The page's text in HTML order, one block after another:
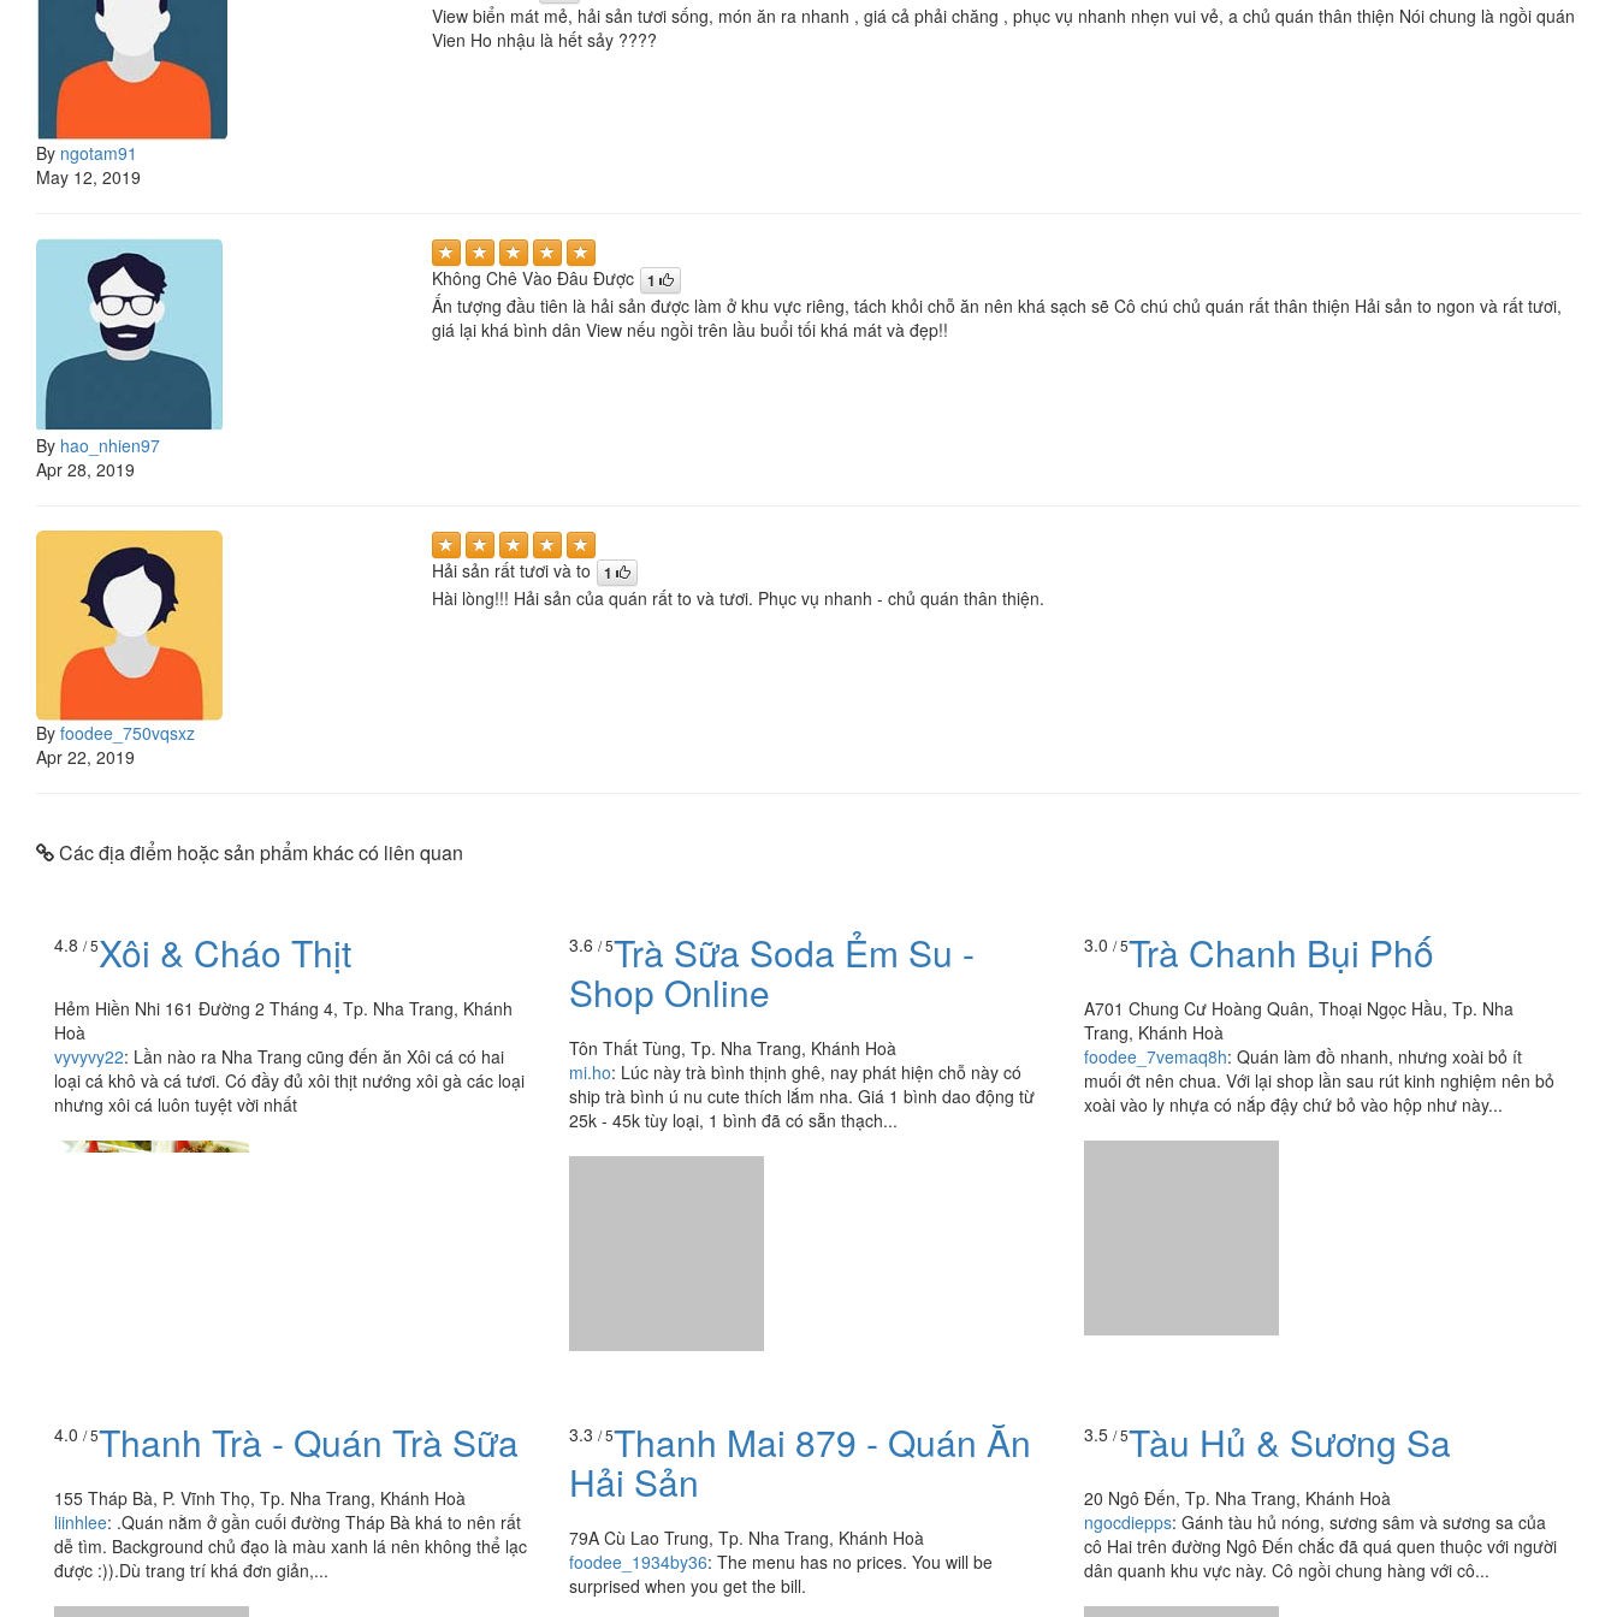
By ngotam91
May 12, 2019
View biển mát mẻ, hải sản tươi sống, món ăn ra nhanh , giá cả phải chăng , phục vụ nhanh nhẹn vui vẻ, a chủ quán thân thiện Nói chung là ngồi quán
Vien Ho nhậu là hết sảy ????
By hao_nhien97
Apr 28, 2019
Không Chê Vào Đâu Được 1
Ấn tượng đầu tiên là hải sản được làm ở khu vực riêng, tách khỏi chỗ ăn nên khá sạch sẽ Cô chú chủ quán rất thân thiện Hải sản to ngon và rất tươi,
giá lại khá bình dân View nếu ngồi trên lầu buổi tối khá mát và đẹp!!
By foodee_750vqsxz
Apr 22, 2019
Hải sản rất tươi và to 1
Hài lòng!!! Hải sản của quán rất to và tươi. Phục vụ nhanh - chủ quán thân thiện.
Các địa điểm hoặc sản phẩm khác có liên quan
4.8 / 5Xôi & Cháo Thịt
Hẻm Hiền Nhi 161 Đường 2 Tháng 4, Tp. Nha Trang, Khánh
Hoà
vyvyvy22: Lần nào ra Nha Trang cũng đến ăn Xôi cá có hai
loại cá khô và cá tươi. Có đầy đủ xôi thịt nướng xôi gà các loại
nhưng xôi cá luôn tuyệt vời nhất
3.6 / 5Trà Sữa Soda Ẻm Su -
Shop Online
Tôn Thất Tùng, Tp. Nha Trang, Khánh Hoà
mi.ho: Lúc này trà bình thịnh ghê, nay phát hiện chỗ này có
ship trà bình ú nu cute thích lắm nha. Giá 1 bình dao động từ
25k - 45k tùy loại, 1 bình đã có sẵn thạch...
3.0 / 5Trà Chanh Bụi Phố
A701 Chung Cư Hoàng Quân, Thoại Ngọc Hầu, Tp. Nha
Trang, Khánh Hoà
foodee_7vemaq8h: Quán làm đồ nhanh, nhưng xoài bỏ ít
muối ớt nên chua. Với lại shop lần sau rút kinh nghiệm nên bỏ
xoài vào ly nhựa có nắp đậy chứ bỏ vào hộp như này...
Thanh Trà - Quán Trà Sữa
liinhlee:.Quán nằm ở gần cuối đường Tháp Bà khá to nên rất
dễ tìm. Background chủ đạo là màu xanh lá nên không thể lạc
được :)).Dù trang trí khá đơn giản,...
Thanh Mai 879 - Quán Ăn
Hải Sản
foodee_1934by36: The menu has no prices. You will be
surprised when you get the bill.
Tàu Hủ & Sương Sa
ngocdiepps: Gánh tàu hủ nóng, sương sâm và sương sa của
cô Hai trên đường Ngô Đến chắc đã quá quen thuộc với người
dân quanh khu vực này. Cô ngồi chung hàng với cô...